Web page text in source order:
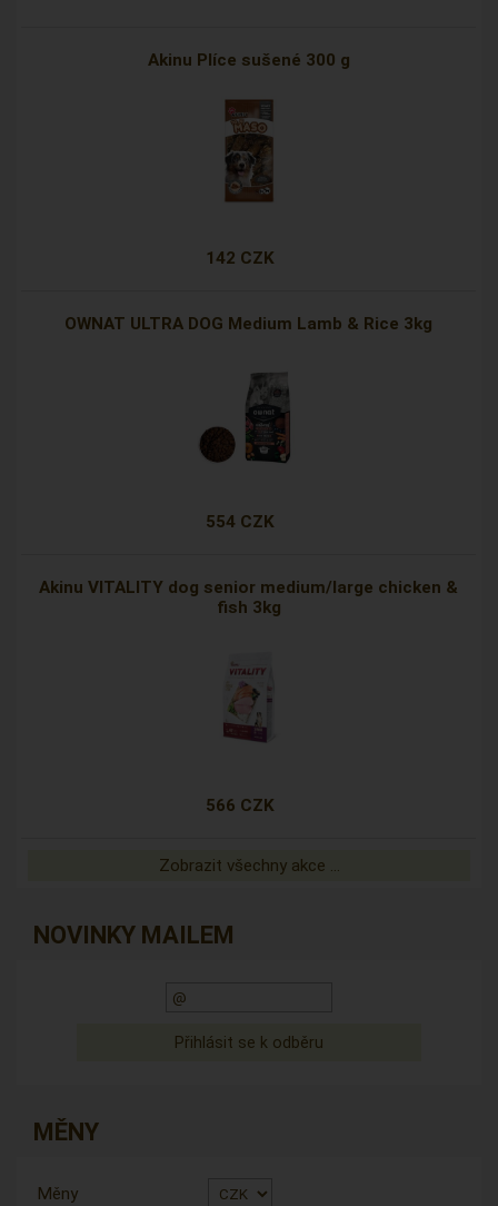
Akinu Plíce sušené 300 g
142 CZK
OWNAT ULTRA DOG Medium Lamb & Rice 3kg
554 CZK
Akinu VITALITY dog senior medium/large chicken &
fish 3kg
566 CZK
Zobrazit všechny akce ...
NOVINKY MAILEM
MĚNY
Měny